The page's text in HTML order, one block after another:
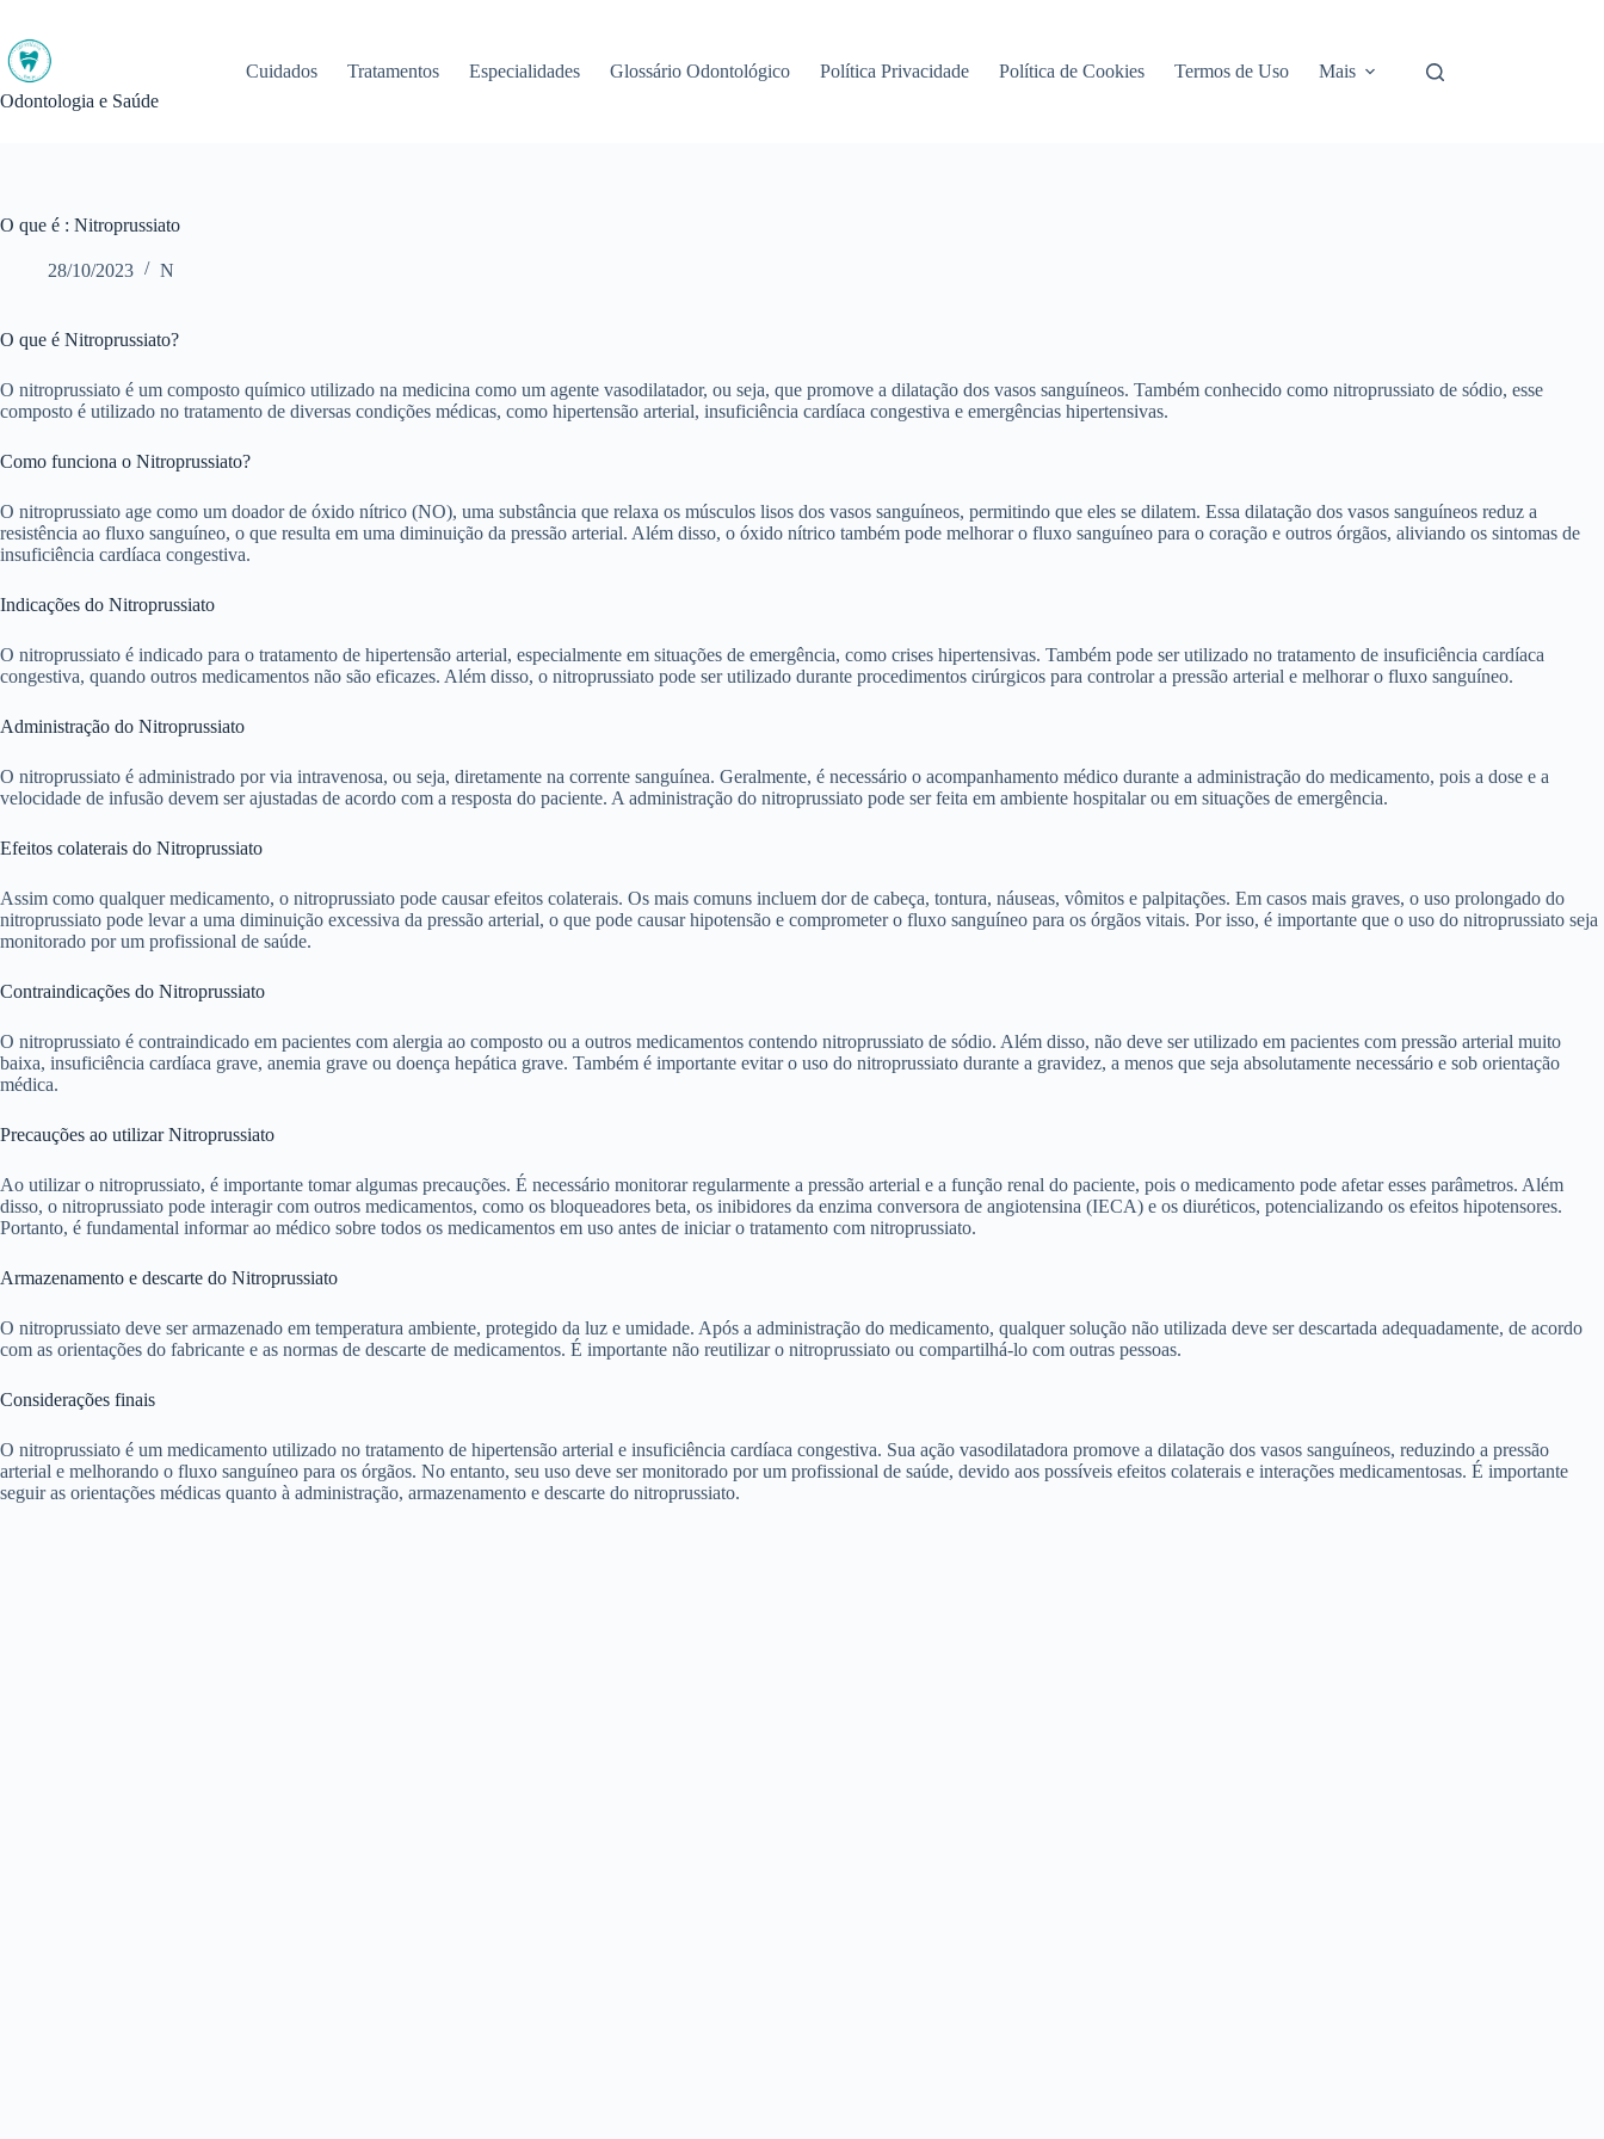
conteúdo
Odontologia e Saúde
Cuidados Tratamentos Especialidades Glossário Odontológico Política Privacidade Política de Cookies Termos de Uso Mais
O que é : Nitroprussiato
28/10/2023 N
O que é Nitroprussiato?
O nitroprussiato é um composto químico utilizado na medicina como um agente vasodilatador, ou seja, que promove a dilatação dos vasos sanguíneos. Também conhecido como nitroprussiato de sódio, esse
composto é utilizado no tratamento de diversas condições médicas, como hipertensão arterial, insuficiência cardíaca congestiva e emergências hipertensivas.
Como funciona o Nitroprussiato?
O nitroprussiato age como um doador de óxido nítrico (NO), uma substância que relaxa os músculos lisos dos vasos sanguíneos, permitindo que eles se dilatem. Essa dilatação dos vasos sanguíneos reduz a
resistência ao fluxo sanguíneo, o que resulta em uma diminuição da pressão arterial. Além disso, o óxido nítrico também pode melhorar o fluxo sanguíneo para o coração e outros órgãos, aliviando os sintomas de
insuficiência cardíaca congestiva.
Indicações do Nitroprussiato
O nitroprussiato é indicado para o tratamento de hipertensão arterial, especialmente em situações de emergência, como crises hipertensivas. Também pode ser utilizado no tratamento de insuficiência cardíaca
congestiva, quando outros medicamentos não são eficazes. Além disso, o nitroprussiato pode ser utilizado durante procedimentos cirúrgicos para controlar a pressão arterial e melhorar o fluxo sanguíneo.
Administração do Nitroprussiato
O nitroprussiato é administrado por via intravenosa, ou seja, diretamente na corrente sanguínea. Geralmente, é necessário o acompanhamento médico durante a administração do medicamento, pois a dose e a
velocidade de infusão devem ser ajustadas de acordo com a resposta do paciente. A administração do nitroprussiato pode ser feita em ambiente hospitalar ou em situações de emergência.
Efeitos colaterais do Nitroprussiato
Assim como qualquer medicamento, o nitroprussiato pode causar efeitos colaterais. Os mais comuns incluem dor de cabeça, tontura, náuseas, vômitos e palpitações. Em casos mais graves, o uso prolongado do
nitroprussiato pode levar a uma diminuição excessiva da pressão arterial, o que pode causar hipotensão e comprometer o fluxo sanguíneo para os órgãos vitais. Por isso, é importante que o uso do nitroprussiato seja
monitorado por um profissional de saúde.
Contraindicações do Nitroprussiato
O nitroprussiato é contraindicado em pacientes com alergia ao composto ou a outros medicamentos contendo nitroprussiato de sódio. Além disso, não deve ser utilizado em pacientes com pressão arterial muito
baixa, insuficiência cardíaca grave, anemia grave ou doença hepática grave. Também é importante evitar o uso do nitroprussiato durante a gravidez, a menos que seja absolutamente necessário e sob orientação
médica.
Precauções ao utilizar Nitroprussiato
Ao utilizar o nitroprussiato, é importante tomar algumas precauções. É necessário monitorar regularmente a pressão arterial e a função renal do paciente, pois o medicamento pode afetar esses parâmetros. Além
disso, o nitroprussiato pode interagir com outros medicamentos, como os bloqueadores beta, os inibidores da enzima conversora de angiotensina (IECA) e os diuréticos, potencializando os efeitos hipotensores.
Portanto, é fundamental informar ao médico sobre todos os medicamentos em uso antes de iniciar o tratamento com nitroprussiato.
Armazenamento e descarte do Nitroprussiato
O nitroprussiato deve ser armazenado em temperatura ambiente, protegido da luz e umidade. Após a administração do medicamento, qualquer solução não utilizada deve ser descartada adequadamente, de acordo
com as orientações do fabricante e as normas de descarte de medicamentos. É importante não reutilizar o nitroprussiato ou compartilhá-lo com outras pessoas.
Considerações finais
O nitroprussiato é um medicamento utilizado no tratamento de hipertensão arterial e insuficiência cardíaca congestiva. Sua ação vasodilatadora promove a dilatação dos vasos sanguíneos, reduzindo a pressão
arterial e melhorando o fluxo sanguíneo para os órgãos. No entanto, seu uso deve ser monitorado por um profissional de saúde, devido aos possíveis efeitos colaterais e interações medicamentosas. É importante
seguir as orientações médicas quanto à administração, armazenamento e descarte do nitroprussiato.